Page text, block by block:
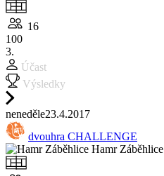
16
100
3.
Účast
Výsledky
neneděle23.4.2017
dvouhra CHALLENGE
Hamr Záběhlice